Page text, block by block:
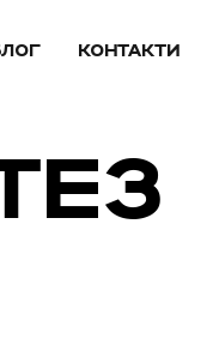
КОНТАКТИ